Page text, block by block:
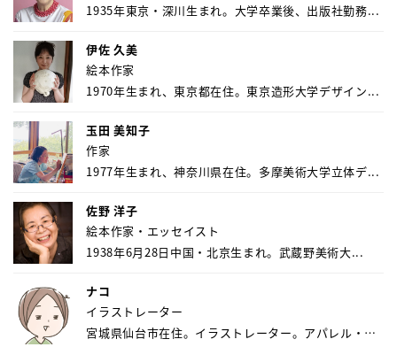
1935年東京・深川生まれ。大学卒業後、出版社勤務...
伊佐 久美
絵本作家
1970年生まれ、東京都在住。東京造形大学デザイン...
玉田 美知子
作家
1977年生まれ、神奈川県在住。多摩美術大学立体デ...
佐野 洋子
絵本作家・エッセイスト
1938年6月28日中国・北京生まれ。武蔵野美術大...
ナコ
イラストレーター
宮城県仙台市在住。イラストレーター。アパレル・キ